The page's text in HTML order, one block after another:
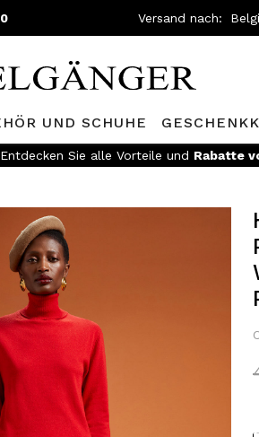
Versand nach:
UND SCHUHE
Entdecken Sie alle Vorteile und Rabatte